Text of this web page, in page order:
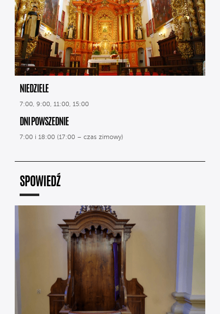
NIEDZIELE
7:00, 9:00, 11:00, 15:00
DNI POWSZEDNIE
7:00 i 18:00 (17:00 – czas zimowy)
SPOWIEDŹ